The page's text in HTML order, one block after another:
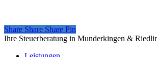
Share
Share Share Share Pin
Close
Ihre Steuerberatung in Munderkingen &